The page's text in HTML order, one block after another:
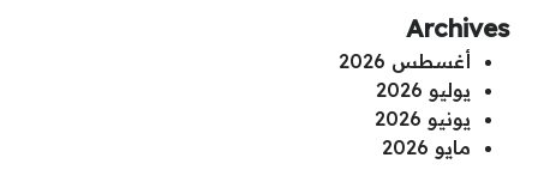
Archives
أغسطس 2026
يوليو 2026
يونيو 2026
مايو 2026